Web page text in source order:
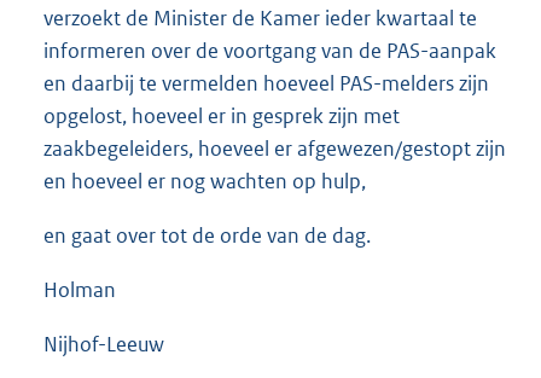
verzoekt de Minister de Kamer ieder kwartaal te
informeren over de voortgang van de PAS-aanpak
en daarbij te vermelden hoeveel PAS-melders zijn
opgelost, hoeveel er in gesprek zijn met
zaakbegeleiders, hoeveel er afgewezen/gestopt zijn
en hoeveel er nog wachten op hulp,
en gaat over tot de orde van de dag.
Holman
Nijhof-Leeuw